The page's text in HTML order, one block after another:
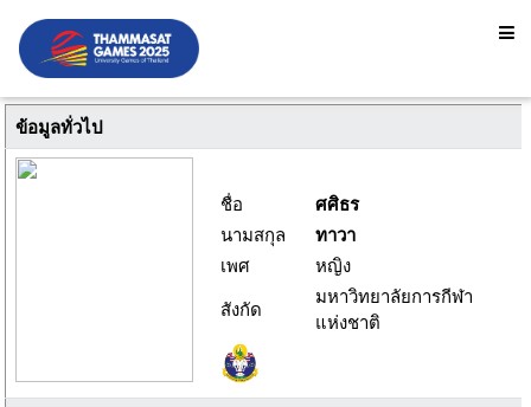
ข้อมูลทั่วไป
ชื่อ
ศศิธร
นามสกุล
ทาวา
เพศ
หญิง
สังกัด
มหาวิทยาลัยการกีฬา
แห่งชาติ